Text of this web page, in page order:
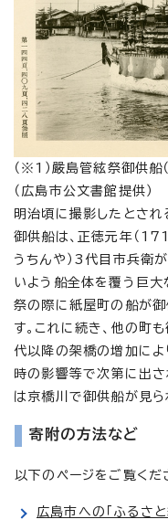
（※1）嚴島管絃祭御供船
（広島市公文書館提供）
明治頃に撮影したとされ
御供船は、正徳元年（
うちんや）3代目市兵衛
いよう船全体を覆う巨大
祭の際に紙屋町の船が
す。これに続き、他の町
代以降の架橋の増加によ
時の影響等で次第に出さ
は京橋川で御供船が見ら
寄附の方法など
以下のページをご覧くだ
広島市への「ふるさと